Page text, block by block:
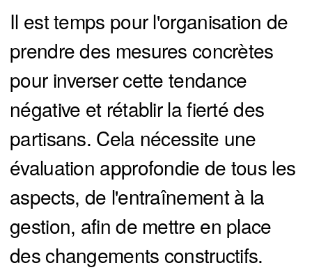
Il est temps pour l'organisation de
prendre des mesures concrètes
pour inverser cette tendance
négative et rétablir la fierté des
partisans. Cela nécessite une
évaluation approfondie de tous les
aspects, de l'entraînement à la
gestion, afin de mettre en place
des changements constructifs.